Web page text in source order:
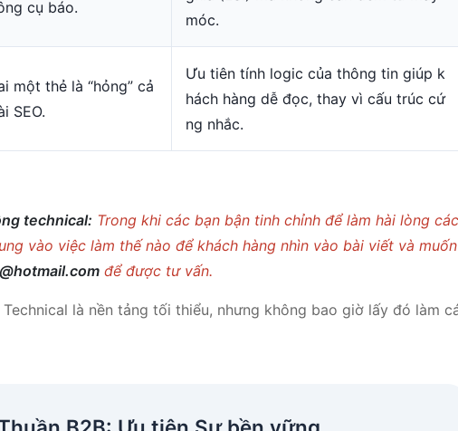
cụ báo.
móc.
một thẻ là “hỏng” cả
SEO.
Ưu tiên tính logic của thông tin giúp k
hách hàng dễ đọc, thay vì cấu trúc cứ
ng nhắc.
technical: Trong khi các bạn bận tinh chỉnh để làm hài lòng các
vào việc làm thế nào để khách hàng nhìn vào bài viết và muốn
để được tư vấn.
là nền tảng tối thiểu, nhưng không bao giờ lấy đó làm